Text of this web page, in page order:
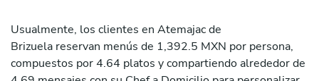
Usualmente, los clientes en Atemajac de
Brizuela reservan menús de 1,392.5 MXN por persona,
compuestos por 4.64 platos y compartiendo alrededor de